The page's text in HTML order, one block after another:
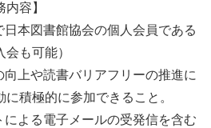
容】
本図書館協会の個人会員である
も可能）
上や読書バリアフリーの推進に
積極的に参加できること。
よる電子メールの受発信を含む